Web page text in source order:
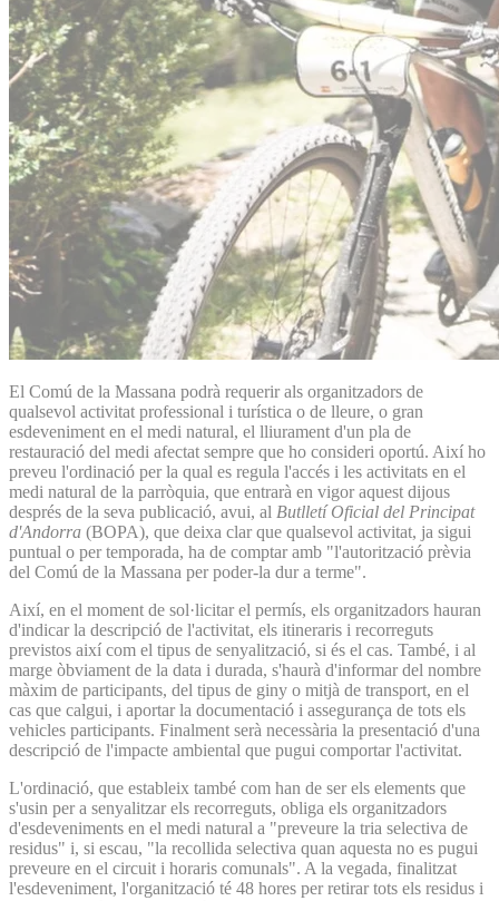
El Comú de la Massana podrà requerir als organitzadors de
qualsevol activitat professional i turística o de lleure, o gran
esdeveniment en el medi natural, el lliurament d'un pla de
restauració del medi afectat sempre que ho consideri oportú. Així ho
preveu l'ordinació per la qual es regula l'accés i les activitats en el
medi natural de la parròquia, que entrarà en vigor aquest dijous
després de la seva publicació, avui, al Butlletí Oficial del Principat
d'Andorra (BOPA), que deixa clar que qualsevol activitat, ja sigui
puntual o per temporada, ha de comptar amb "l'autorització prèvia
del Comú de la Massana per poder-la dur a terme".
Així, en el moment de sol·licitar el permís, els organitzadors hauran
d'indicar la descripció de l'activitat, els itineraris i recorreguts
previstos així com el tipus de senyalització, si és el cas. També, i al
marge òbviament de la data i durada, s'haurà d'informar del nombre
màxim de participants, del tipus de giny o mitjà de transport, en el
cas que calgui, i aportar la documentació i assegurança de tots els
vehicles participants. Finalment serà necessària la presentació d'una
descripció de l'impacte ambiental que pugui comportar l'activitat.
L'ordinació, que estableix també com han de ser els elements que
s'usin per a senyalitzar els recorreguts, obliga els organitzadors
d'esdeveniments en el medi natural a "preveure la tria selectiva de
residus" i, si escau, "la recollida selectiva quan aquesta no es pugui
preveure en el circuit i horaris comunals". A la vegada, finalitzat
l'esdeveniment, l'organització té 48 hores per retirar tots els residus i